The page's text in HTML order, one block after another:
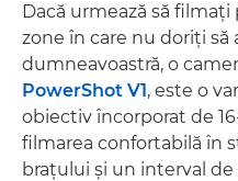
Dacă urmează să filmaţi
zone în care nu doriţi să
dumneavoastră, o
PowerShot V1, este o
obiectiv încorporat de
filmarea confortabilă în
braţului şi un interval